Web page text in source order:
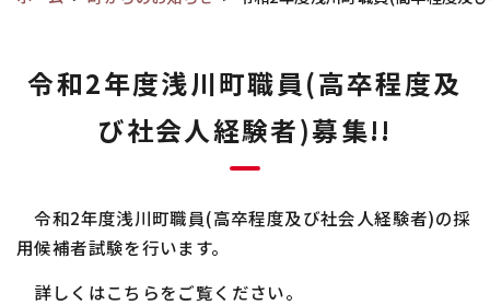
令和2年度浅川町職員(高卒程度及
び社会人経験者)募集!!
令和2年度浅川町職員(高卒程度及び社会人経験者)の採
用候補者試験を行います。
詳しくはこちらをご覧ください。